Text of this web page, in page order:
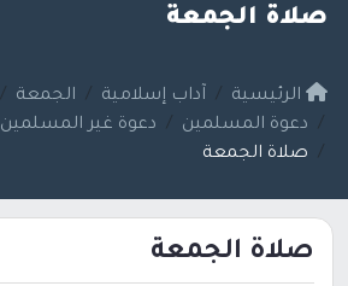
صلاة الجمعة
الرئيسية آداب إسلامية الجمعة
دعوة المسلمين
دعوة غير المسلمين
صلاة الجمعة
صلاة الجمعة